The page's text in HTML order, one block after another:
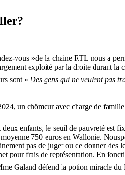
vous »de la chaine RTL nous a
exploité par la droite durant la
sont « Des gens qui ne veulent pas
un chômeur avec charge de
enfants, le seuil de pauvreté est
750 euros en Wallonie.
pas de juger ou de donner des
pour frais de représentation. En
Galand défend la potion miracle